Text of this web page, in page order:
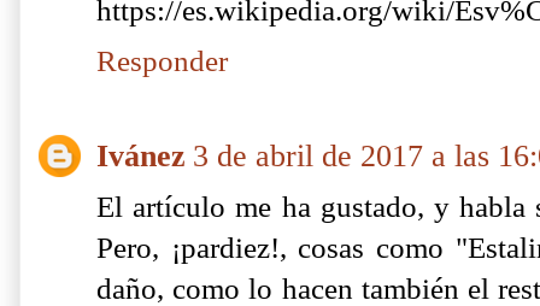
https://es.wikipedia.org/wiki/
Responder
Ivánez 3 de abril de 2017 a las
El artículo me ha gustado, y habla
Pero, ¡pardiez!, cosas como
daño, como lo hacen también el